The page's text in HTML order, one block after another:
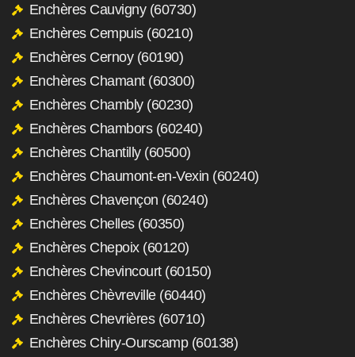
Enchères Cauvigny (60730)
Enchères Cempuis (60210)
Enchères Cernoy (60190)
Enchères Chamant (60300)
Enchères Chambly (60230)
Enchères Chambors (60240)
Enchères Chantilly (60500)
Enchères Chaumont-en-Vexin (60240)
Enchères Chavençon (60240)
Enchères Chelles (60350)
Enchères Chepoix (60120)
Enchères Chevincourt (60150)
Enchères Chèvreville (60440)
Enchères Chevrières (60710)
Enchères Chiry-Ourscamp (60138)